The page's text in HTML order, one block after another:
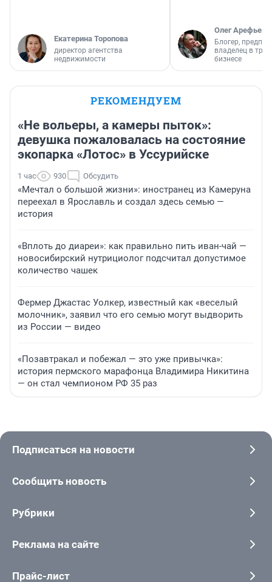
Екатерина Торопова
директор агентства
недвижимости
Олег Арефьев
Блогер,
владелец в
бизнесе
РЕКОМЕНДУЕМ
«Не вольеры, а камеры пыток»:
девушка пожаловалась на состояние
экопарка «Лотос» в Уссурийске
1 час 930 Обсудить
«Мечтал о большой жизни»: иностранец из Камеруна
переехал в Ярославль и создал здесь семью —
история
«Вплоть до диареи»: как правильно пить иван-чай —
новосибирский нутрициолог подсчитал допустимое
количество чашек
Фермер Джастас Уолкер, известный как «веселый
молочник», заявил что его семью могут выдворить
из России — видео
«Позавтракал и побежал — это уже привычка»:
история пермского марафонца Владимира Никитина
— он стал чемпионом РФ 35 раз
Подписаться на новости
Сообщить новость
Рубрики
Реклама на сайте
Прайс-лист